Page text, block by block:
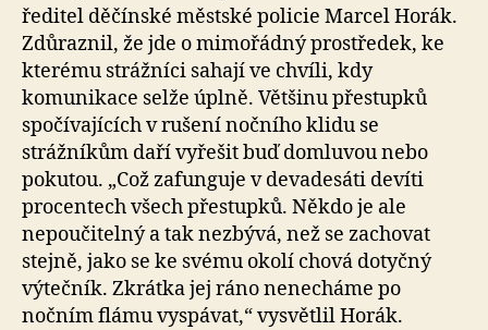
ředitel děčínské městské policie Marcel Horák.
Zdůraznil, že jde o mimořádný prostředek, ke
kterému strážníci sahají ve chvíli, kdy
komunikace selže úplně. Většinu přestupků
spočívajících v rušení nočního klidu se
strážníkům daří vyřešit buď domluvou nebo
pokutou. „Což zafunguje v devadesáti devíti
procentech všech přestupků. Někdo je ale
nepoučitelný a tak nezbývá, než se zachovat
stejně, jako se ke svému okolí chová dotyčný
výtečník. Zkrátka jej ráno nenecháme po
nočním flámu vyspávat,“ vysvětlil Horák.